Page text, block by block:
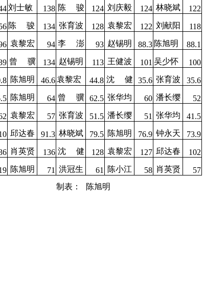
刘士敏 138 陈 骏 124 刘庆毅 124 林晓斌 122
陈 骏 134 张育波 128 袁黎宏 122 刘献阳 118
袁黎宏 94 李 澎 93 赵锡明 88.3 陈旭明 88.1
曾 骥 134 赵锡明 113 王健波 101 吴少怀 100
陈旭明 46.6袁黎宏 44.8 沈 健 35.6 张育波 35.6
陈旭明 64 曾 骥 62.5 张华均 60 潘长缨 52
袁黎宏 57 张育波 51.5 潘长缨 51 张华均 41.5
邱达春 91.3 林晓斌 79.5 陈旭明 76.9 钟永天 73.9
肖英贤 136 沈 健 128 袁黎宏 127 邱达春 102
陈旭明 71 洪冠生 61 陈小江 58 肖英贤 57
制表： 陈旭明